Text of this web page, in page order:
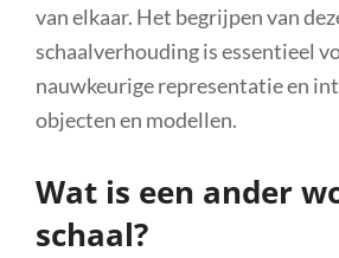
van elkaar. Het begrijpen van
schaalverhouding is essentieel
nauwkeurige representatie en
objecten en modellen.
Wat is een ander
schaal?